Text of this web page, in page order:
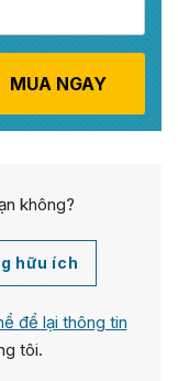
MUA NGAY
không?
hữu ích
để lại thông tin
tôi.